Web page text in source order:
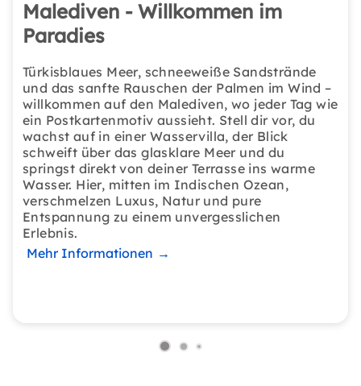
Malediven - Willkommen im
Paradies
Türkisblaues Meer, schneeweiße Sandstrände
und das sanfte Rauschen der Palmen im Wind –
willkommen auf den Malediven, wo jeder Tag wie
ein Postkartenmotiv aussieht. Stell dir vor, du
wachst auf in einer Wasservilla, der Blick
schweift über das glasklare Meer und du
springst direkt von deiner Terrasse ins warme
Wasser. Hier, mitten im Indischen Ozean,
verschmelzen Luxus, Natur und pure
Entspannung zu einem unvergesslichen
Erlebnis.
Mehr Informationen →